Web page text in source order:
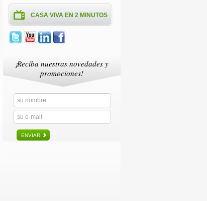
CASA VIVA EN 2 MINUTOS
¡Reciba nuestras novedades y
promociones!
ENVIAR